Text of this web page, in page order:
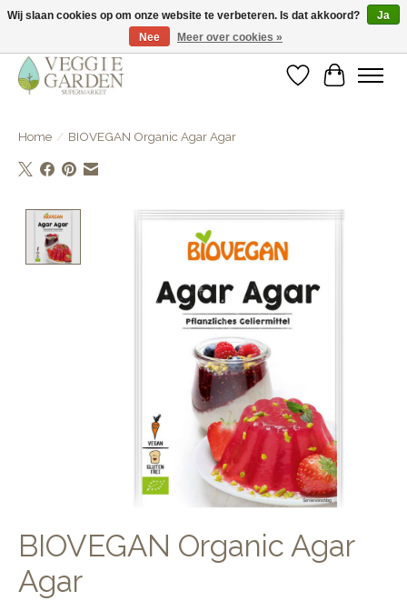
vegan & veggie products | free store pick-up
Verlanglijst
Home / BIOVEGAN Organic Agar Agar
Product image slideshow Items
BIOVEGAN Organic Agar
Agar
Wij slaan cookies op om onze website te verbeteren. Is dat akkoord?
Ja
Nee
Meer over cookies »